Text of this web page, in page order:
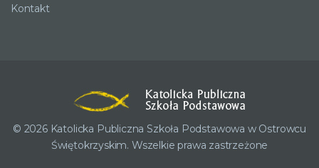
Kontakt
© 2026 Katolicka Publiczna Szkoła Podstawowa w Ostrowcu
Świętokrzyskim. Wszelkie prawa zastrzeżone